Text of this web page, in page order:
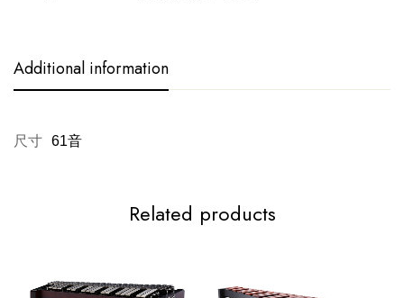
Additional information
尺寸 61音
Related products